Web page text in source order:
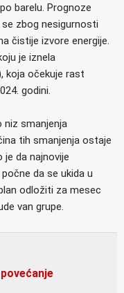
barelu. Prognoze
zbog nesigurnosti
čistije izvore energije.
je iznela
koja očekuje rast
godini.
niz smanjenja
tih smanjenja ostaje
je da najnovije
da se ukida u
odložiti za mesec
van grupe.